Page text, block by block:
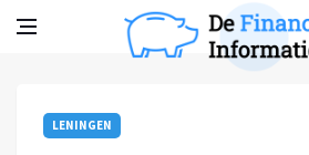
De financiele Informatiebank
Het blog voor financiën
LENINGEN